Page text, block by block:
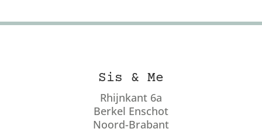
Sis & Me
Rhijnkant 6a
Berkel Enschot
Noord-Brabant